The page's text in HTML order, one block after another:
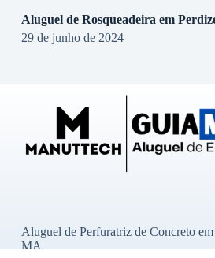
Aluguel de Rosqueadeira em
29 de junho de 2024
Aluguel de Perfuratriz de Concreto
MA